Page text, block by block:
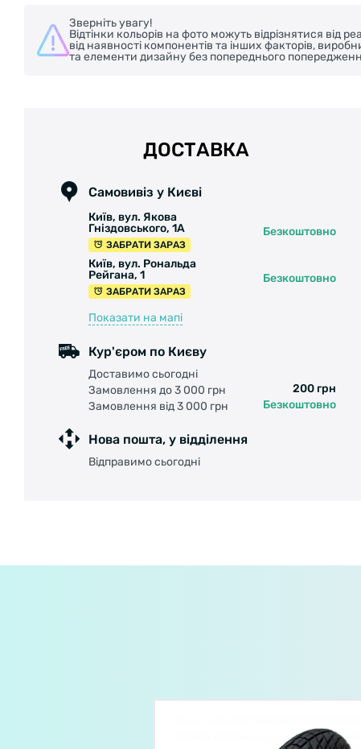
Зверніть увагу!
Відтінки кольорів на фото можуть відрізнятися
від наявності компонентів та інших факторів,
та елементи дизайну без попереднього
ДОСТАВКА
Самовивіз у Києві
Київ, вул. Якова
Гніздовського, 1А
ЗАБРАТИ ЗАРАЗ
Безкоштовно
Київ, вул. Рональда
Рейгана, 1
ЗАБРАТИ ЗАРАЗ
Безкоштовно
Показати на мапі
Кур'єром по Києву
Доставимо сьогодні
Замовлення до 3 000 грн
200 грн
Замовлення від 3 000 грн
Безкоштовно
Нова пошта, у відділення
Відправимо сьогодні